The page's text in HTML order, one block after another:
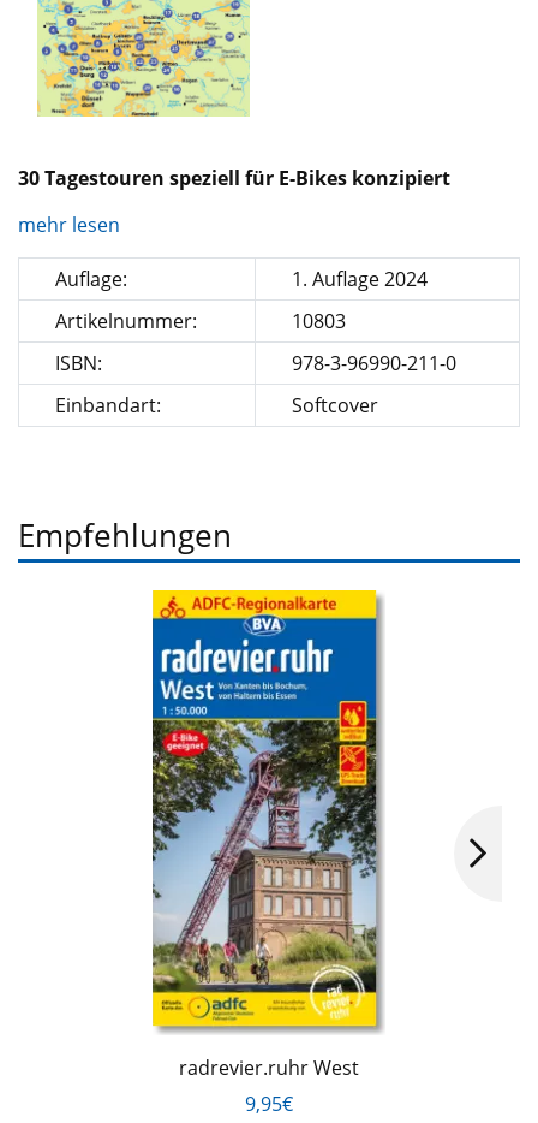
30 Tagestouren speziell für E-Bikes konzipiert
mehr lesen
Auflage:
1. Auflage 2024
Artikelnummer:
10803
ISBN:
978-3-96990-211-0
Einbandart:
Softcover
Empfehlungen
radrevier.ruhr West
9,95€